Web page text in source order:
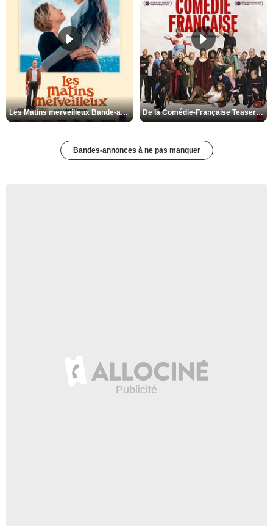
Les Matins merveilleux Bande-annonce VF De la Comédie-Française Teaser VF
Bandes-annonces à ne pas manquer